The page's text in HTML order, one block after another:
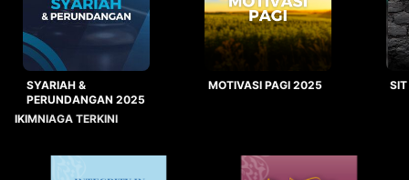
SYARIAH &
PERUNDANGAN 2025
MOTIVASI PAGI 2025
IKIMNIAGA TERKINI